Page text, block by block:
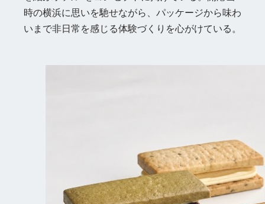
時の横浜に思いを馳せながら、パッケージから味わ
いまで非日常を感じる体験づくりを心がけている。